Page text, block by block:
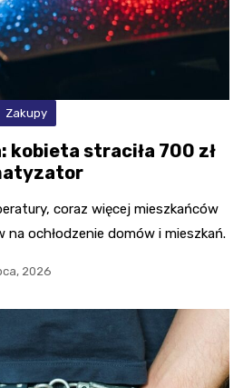
Zakupy
kobieta straciła 700 zł
coraz więcej mieszkańców
ochłodzenie domów i mieszkań.
2026